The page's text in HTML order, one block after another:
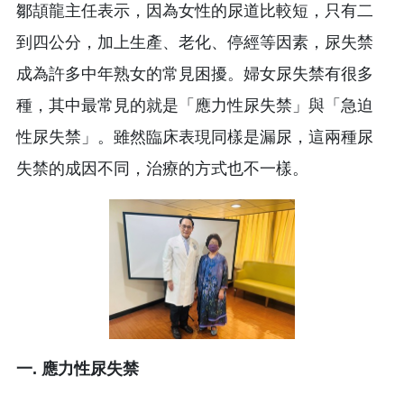
鄒頡龍主任表示，因為女性的尿道比較短，只有二
到四公分，加上生產、老化、停經等因素，尿失禁
成為許多中年熟女的常見困擾。婦女尿失禁有很多
種，其中最常見的就是「應力性尿失禁」與「急迫
性尿失禁」。雖然臨床表現同樣是漏尿，這兩種尿
失禁的成因不同，治療的方式也不一樣。
一. 應力性尿失禁